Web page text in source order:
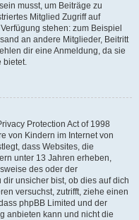
musst, um Beiträge zu
Mitglied Zugriff auf
stehen: zum Beispiel
an andere Mitglieder, Beitritt
dir eine Anmeldung, da sie
bietet.
Protection Act of 1998
von Kindern im Internet von
dass Websites, die
unter 13 Jahren erheben,
des oder der
unsicher bist, ob dies auf dich
versuchst, zutrifft, ziehe einen
phpBB Limited und der
anbieten kann und nicht die